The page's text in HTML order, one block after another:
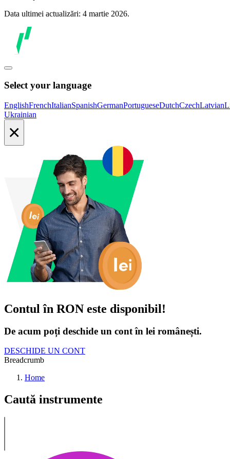
Data ultimei actualizări: 4 martie 2026.
Select your language
EnglishFrenchItalianSpanishGermanPortugueseDutchCzechLatvian
Ukrainian
×
Contul în RON este disponibil!
De acum poți deschide un cont în lei românești.
DESCHIDE UN CONT
Breadcrumb
Home
Caută instrumente